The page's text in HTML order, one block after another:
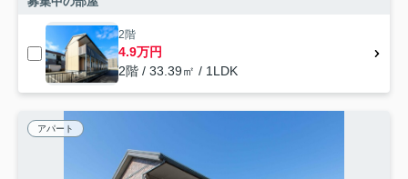
2階
4.9万円
2階 / 33.39㎡ / 1LDK
アパート